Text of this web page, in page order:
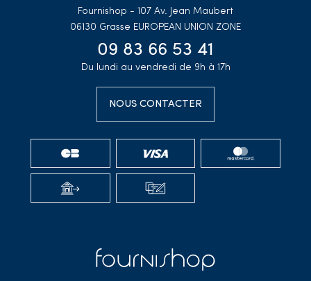
Fournishop - 107 Av. Jean Maubert
06130 Grasse EUROPEAN UNION ZONE
09 83 66 53 41
Du lundi au vendredi de 9h à 17h
NOUS CONTACTER